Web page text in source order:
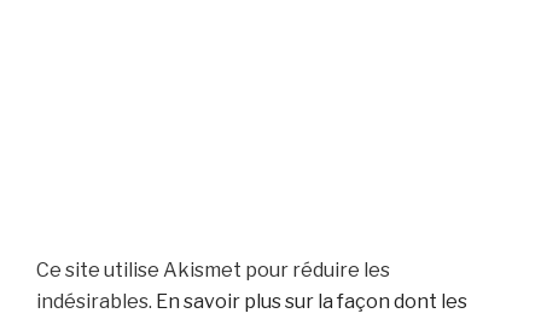
Ce site utilise Akismet pour réduire les
indésirables. En savoir plus sur la façon dont les